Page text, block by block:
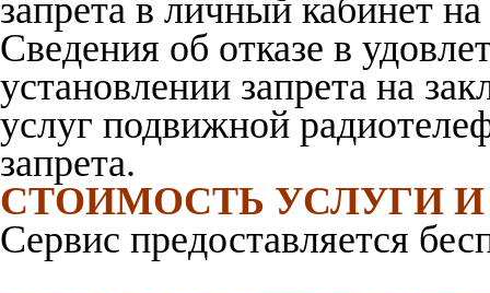
запрета в личный кабинет
Сведения об отказе в
установлении запрета на
услуг подвижной
запрета.
СТОИМОСТЬ УСЛУГИ
Сервис предоставляется